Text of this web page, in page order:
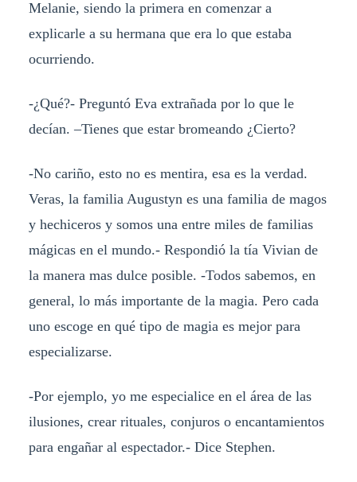
Melanie, siendo la primera en comenzar a
explicarle a su hermana que era lo que estaba
ocurriendo.
-¿Qué?- Preguntó Eva extrañada por lo que le
decían. –Tienes que estar bromeando ¿Cierto?
-No cariño, esto no es mentira, esa es la verdad.
Veras, la familia Augustyn es una familia de magos
y hechiceros y somos una entre miles de familias
mágicas en el mundo.- Respondió la tía Vivian de
la manera mas dulce posible. -Todos sabemos, en
general, lo más importante de la magia. Pero cada
uno escoge en qué tipo de magia es mejor para
especializarse.
-Por ejemplo, yo me especialice en el área de las
ilusiones, crear rituales, conjuros o encantamientos
para engañar al espectador.- Dice Stephen.